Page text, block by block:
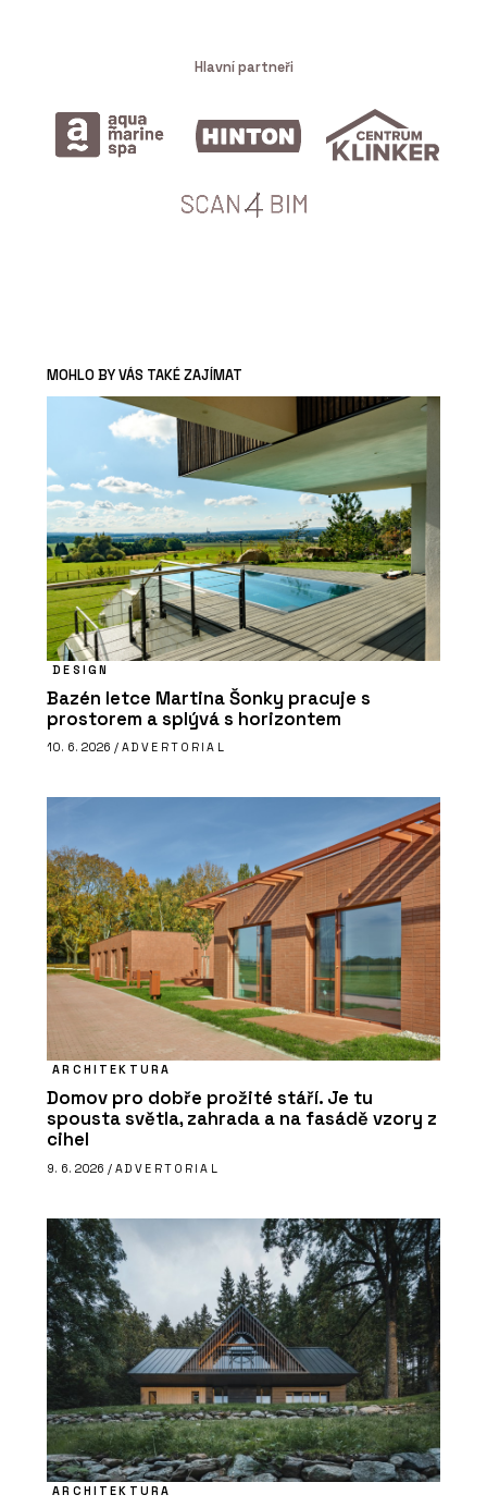
Hlavní partneři
MOHLO BY VÁS TAKÉ ZAJÍMAT
DESIGN
Bazén letce Martina Šonky pracuje s
prostorem a splývá s horizontem
10. 6. 2026 / ADVERTORIAL
ARCHITEKTURA
Domov pro dobře prožité stáří. Je tu
spousta světla, zahrada a na fasádě vzory z
cihel
9. 6. 2026 / ADVERTORIAL
ARCHITEKTURA